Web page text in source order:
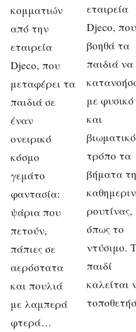
κομματιών
από την
εταιρεία
Djeco, που
μεταφέρει τα
παιδιά σε
έναν
ονειρικό
κόσμο
γεμάτο
φαντασία:
ψάρια που
πετούν,
πάπιες σε
αερόστατα
και πουλιά
με λαμπερά
φτερά…
εταιρεία
Djeco, που
βοηθά τα
παιδιά να
με φυσικό
και
βιωματικό
τρόπο τα
βήματα
ρουτίνας,
όπως το
ντύσιμο.
παιδί
καλείται